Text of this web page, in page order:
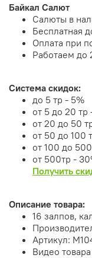
Байкал Салют
Салюты в
Бесплатная
Оплата при
Работаем до
Система скидок:
до 5 тр - 5%
от 5 до 20 тр
от 20 до 50
от 50 до 100
от 100 до
от 500тр -
Получить
Описание товара:
16 залпов,
Артикул:
Видео